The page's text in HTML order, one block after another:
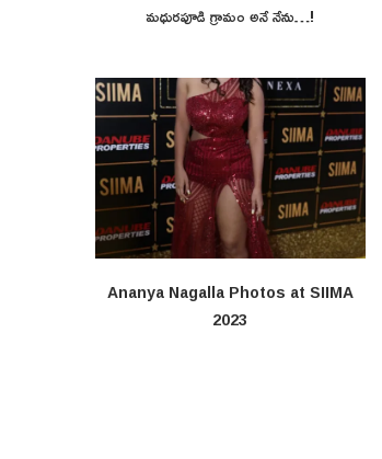
మధురపూడి గ్రామం అనే నేను…!
Ananya Nagalla Photos at SIIMA
2023